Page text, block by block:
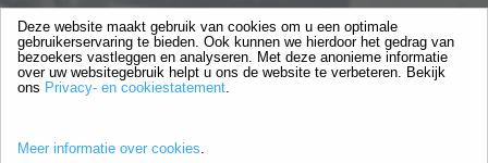
Weert in 365 dagen
363
Gebouwen
285
Lifestyle
Deze website maakt gebruik van cookies om u een optimale
gebruikerservaring te bieden. Ook kunnen we hierdoor het gedrag van
bezoekers vastleggen en analyseren. Met deze anonieme informatie
over uw websitegebruik helpt u ons de website te verbeteren. Bekijk
ons Privacy- en cookiestatement.
Meer informatie over cookies.